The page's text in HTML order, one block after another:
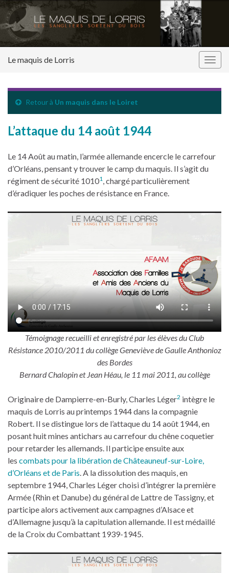
Le maquis de Lorris
Retour à Un maquis dans le Loiret
L’attaque du 14 août 1944
Le 14 Août au matin, l’armée allemande encercle le carrefour
d’Orléans, pensant y trouver le camp du maquis. Il s’agit du
régiment de sécurité 10101, chargé particulièrement
d’éradiquer les poches de résistance en France.
Témoignage recueilli et enregistré par les élèves du Club
Résistance 2010/2011 du collège Geneviève de Gaulle Anthonioz
des Bordes
Bernard Chalopin et Jean Héau, le 11 mai 2011, au collège
Originaire de Dampierre-en-Burly, Charles Léger2 intègre le
maquis de Lorris au printemps 1944 dans la compagnie
Robert. Il se distingue lors de l’attaque du 14 août 1944, en
posant huit mines antichars au carrefour du chêne coquetier
pour retarder les allemands. Il participe ensuite aux
les combats pour la libération de Châteauneuf-sur-Loire,
d’Orléans et de Paris. A la dissolution des maquis, en
septembre 1944, Charles Léger choisi d’intégrer la première
Armée (Rhin et Danube) du général de Lattre de Tassigny, et
participe alors activement aux campagnes d’Alsace et
d’Allemagne jusqu’à la capitulation allemande. Il est médaillé
de la Croix du Combattant 1939-1945.